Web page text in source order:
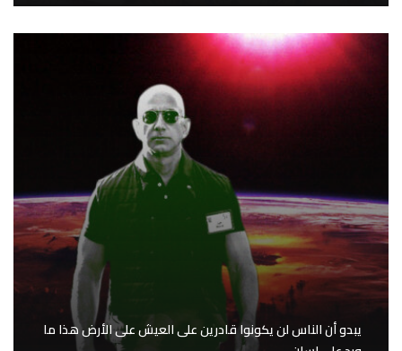
يبدو أن الناس لن يكونوا قادرين على العيش على الأرض هذا ما